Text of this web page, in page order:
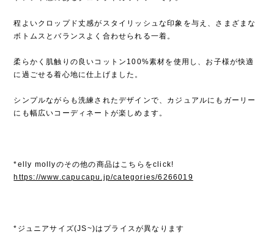
程よいクロップド丈感がスタイリッシュな印象を与え、さまざまな
ボトムスとバランスよく合わせられる一着。
柔らかく肌触りの良いコットン100%素材を使用し、お子様が快適
に過ごせる着心地に仕上げました。
シンプルながらも洗練されたデザインで、カジュアルにもガーリー
にも幅広いコーディネートが楽しめます。
*elly mollyのその他の商品はこちらをclick!
https://www.capucapu.jp/categories/6266019
*ジュニアサイズ(JS~)はプライスが異なります